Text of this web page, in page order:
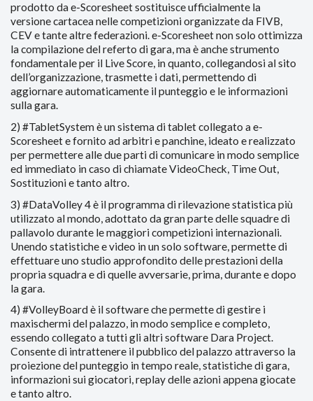
prodotto da e-Scoresheet sostituisce ufficialmente la
versione cartacea nelle competizioni organizzate da FIVB,
CEV e tante altre federazioni. e-Scoresheet non solo ottimizza
la compilazione del referto di gara, ma è anche strumento
fondamentale per il Live Score, in quanto, collegandosi al sito
dell’organizzazione, trasmette i dati, permettendo di
aggiornare automaticamente il punteggio e le informazioni
sulla gara.
2) #TabletSystem è un sistema di tablet collegato a e-
Scoresheet e fornito ad arbitri e panchine, ideato e realizzato
per permettere alle due parti di comunicare in modo semplice
ed immediato in caso di chiamate VideoCheck, Time Out,
Sostituzioni e tanto altro.
3) #DataVolley 4 è il programma di rilevazione statistica più
utilizzato al mondo, adottato da gran parte delle squadre di
pallavolo durante le maggiori competizioni internazionali.
Unendo statistiche e video in un solo software, permette di
effettuare uno studio approfondito delle prestazioni della
propria squadra e di quelle avversarie, prima, durante e dopo
la gara.
4) #VolleyBoard è il software che permette di gestire i
maxischermi del palazzo, in modo semplice e completo,
essendo collegato a tutti gli altri software Dara Project.
Consente di intrattenere il pubblico del palazzo attraverso la
proiezione del punteggio in tempo reale, statistiche di gara,
informazioni sui giocatori, replay delle azioni appena giocate
e tanto altro.